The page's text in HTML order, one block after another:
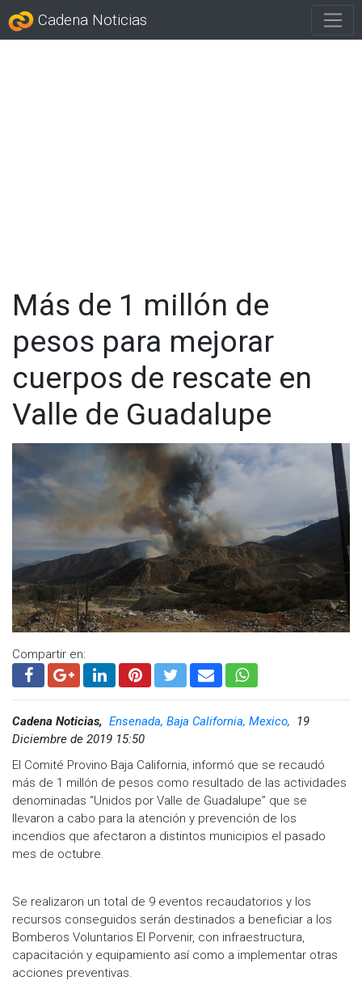
Cadena Noticias
Más de 1 millón de
pesos para mejorar
cuerpos de rescate en
Valle de Guadalupe
Compartir en:
Cadena Noticias, Ensenada, Baja California, Mexico,
19
Diciembre de 2019 15:50
El Comité Provino Baja California, informó que se recaudó
más de 1 millón de pesos como resultado de las actividades
denominadas “Unidos por Valle de Guadalupe” que se
llevaron a cabo para la atención y prevención de los
incendios que afectaron a distintos municipios el pasado
mes de octubre.
Se realizaron un total de 9 eventos recaudatorios y los
recursos conseguidos serán destinados a beneficiar a los
Bomberos Voluntarios El Porvenir, con infraestructura,
capacitación y equipamiento así como a implementar otras
acciones preventivas.